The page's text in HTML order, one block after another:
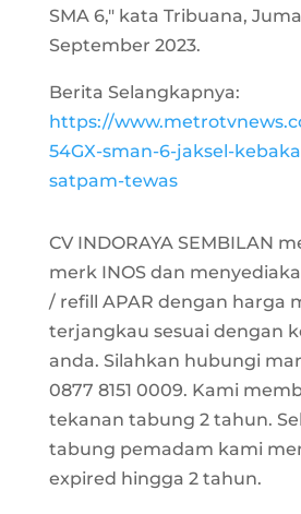
SMA 6," kata Tribuana,
September 2023.
Berita Selangkapnya:
https://
54GX-sman-6-jaksel-
satpam-tewas
CV INDORAYA SEMBILAN
merk INOS dan
/ refill APAR dengan harga
terjangkau sesuai dengan
anda. Silahkan hubungi
0877 8151 0009. Kami
tekanan tabung 2 tahun.
tabung pemadam kami
expired hingga 2 tahun.